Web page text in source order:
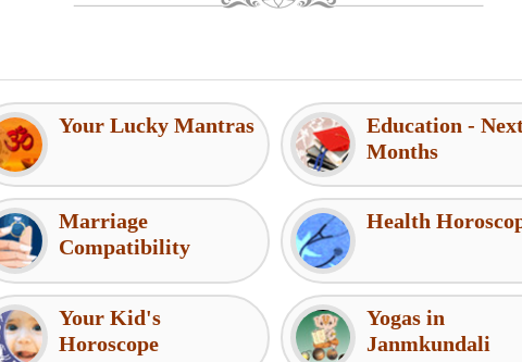
Your Lucky Mantras
Education -
Months
Marriage
Compatibility
Health
Your Kid's
Horoscope
Yogas in
Janmkundali